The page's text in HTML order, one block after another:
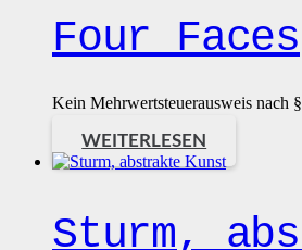
Four Faces
Kein Mehrwertsteuerausweis nach
WEITERLESEN
Sturm,